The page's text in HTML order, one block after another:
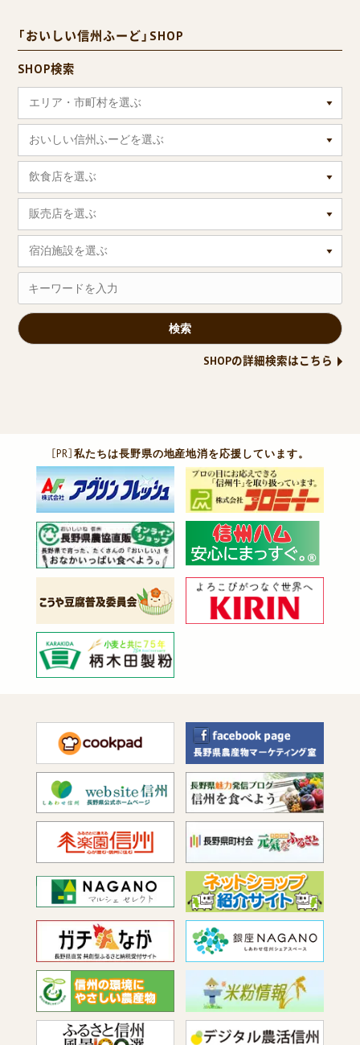
「おいしい信州ふーど」SHOP
SHOP検索
エリア・市町村を選ぶ
おいしい信州ふーどを選ぶ
飲食店を選ぶ
販売店を選ぶ
宿泊施設を選ぶ
SHOPの詳細検索はこちら
［PR］私たちは長野県の地産地消を応援しています。